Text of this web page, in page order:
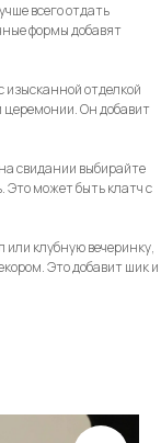
всего отдать
формы добавят
изысканной отделкой
церемонии. Он добавит
свидании выбирайте
Это может быть клатч с
или клубную вечеринку,
Это добавит шик и